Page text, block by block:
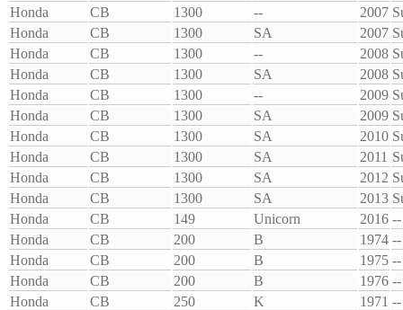
Honda
CB 1300 -- 2007
Honda
CB 1300 SA 2007
Honda
CB 1300 -- 2008
Honda
CB 1300 SA 2008
Honda
CB 1300 -- 2009
Honda
CB 1300 SA 2009
Honda
CB 1300 SA 2010
Honda
CB 1300 SA 2011
Honda
CB 1300 SA 2012
Honda
CB 1300 SA 2013
Honda
CB 149 Unicorn 2016 --
Honda
CB 200 B 1974 --
Honda
CB 200 B 1975 --
Honda
CB 200 B 1976 --
Honda
CB 250 K 1971 --